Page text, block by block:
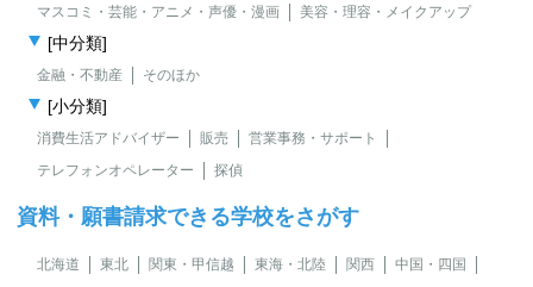
マスコミ・芸能・アニメ・声優・漫画
美容・理容・メイクアップ
[中分類]
金融・不動産 そのほか
[小分類]
消費生活アドバイザー 販売
営業事務・サポート
テレフォンオペレーター
探偵
資料・願書請求できる学校をさがす
北海道 東北 関東・甲信越 東海・北陸 関西
中国・四国